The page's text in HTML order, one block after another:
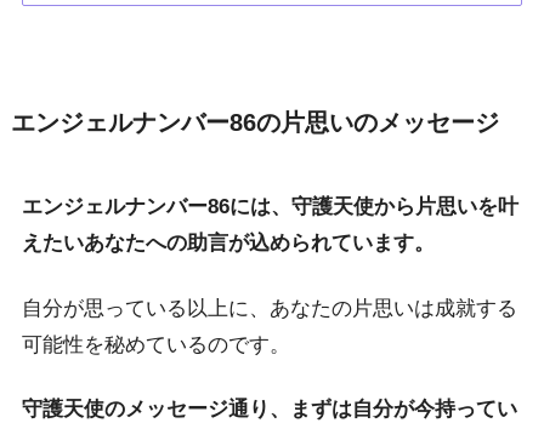
エンジェルナンバー86の片思いのメッセージ
エンジェルナンバー86には、守護天使から片思いを叶
えたいあなたへの助言が込められています。
自分が思っている以上に、あなたの片思いは成就する
可能性を秘めているのです。
守護天使のメッセージ通り、まずは自分が今持ってい